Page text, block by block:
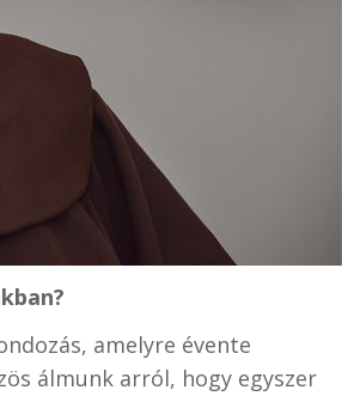
amelyre évente
álmunk arról, hogy egyszer